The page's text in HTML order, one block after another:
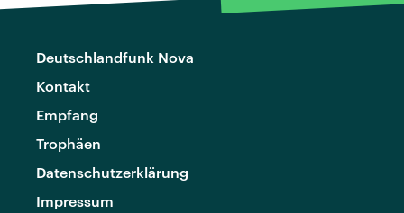
Deutschlandfunk Nova
Kontakt
Empfang
Trophäen
Datenschutzerklärung
Impressum